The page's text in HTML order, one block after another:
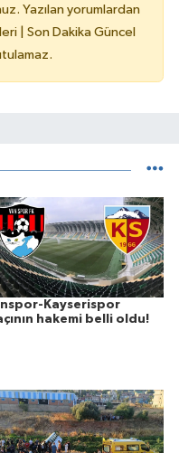
Yazılan yorumlardan
| Son Dakika Güncel
Kayserispor
hakemi belli oldu!